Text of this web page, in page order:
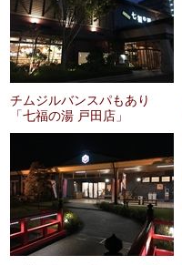
チムジルバンスパもあり
「七福の湯 戸田店」